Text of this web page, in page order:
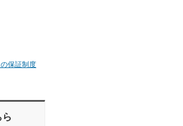
保証制度